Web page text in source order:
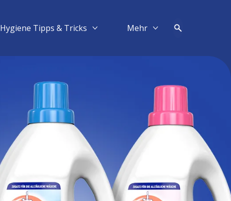
Hygiene Tipps & Tricks
Mehr Hygiene Tipps & Tricks
Mehr​
Mehr Mehr​